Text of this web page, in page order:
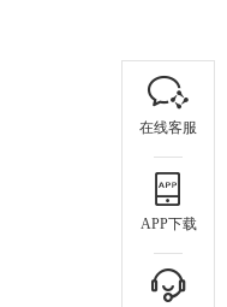
在线客服
APP下载